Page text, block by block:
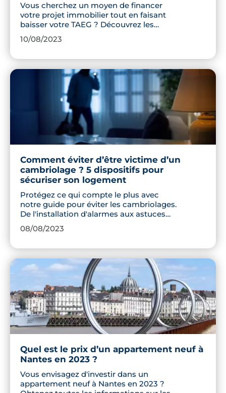
Vous cherchez un moyen de financer
votre projet immobilier tout en faisant
baisser votre TAEG ? Découvrez les
solutions qui existent pour acheter
sereinement et dans les meilleures
10/08/2023
Comment éviter d’être victime d’un
cambriolage ? 5 dispositifs pour
sécuriser son logement
Protégez ce qui compte le plus avec
notre guide pour éviter les cambriolages.
De l'installation d'alarmes aux astuces
de sécurité, découvrez comment
transformer votre logement en une
08/08/2023
Quel est le prix d’un appartement neuf à
Nantes en 2023 ?
Vous envisagez d'investir dans un
appartement neuf à Nantes en 2023 ?